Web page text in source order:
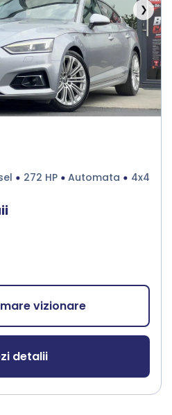
❯
272 HP Automata 4x4
vizionare
detalii